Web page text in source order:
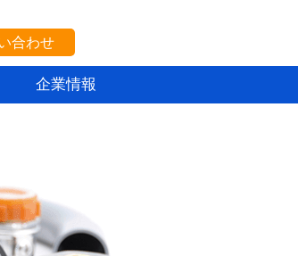
合わせ
企業情報